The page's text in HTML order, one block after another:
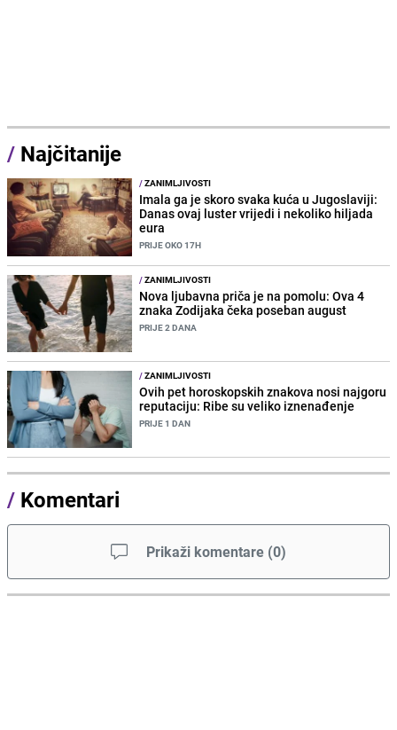
/ Najčitanije
/ZANIMLJIVOSTI
Imala ga je skoro svaka kuća u Jugoslaviji:
Danas ovaj luster vrijedi i nekoliko hiljada
eura
PRIJE OKO 17H
/ZANIMLJIVOSTI
Nova ljubavna priča je na pomolu: Ova 4
znaka Zodijaka čeka poseban august
PRIJE 2 DANA
/ZANIMLJIVOSTI
Ovih pet horoskopskih znakova nosi najgoru
reputaciju: Ribe su veliko iznenađenje
PRIJE 1 DAN
/ Komentari
Prikaži komentare (0)